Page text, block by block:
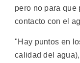
pero no para que
contacto con el
"Hay puntos en
calidad del